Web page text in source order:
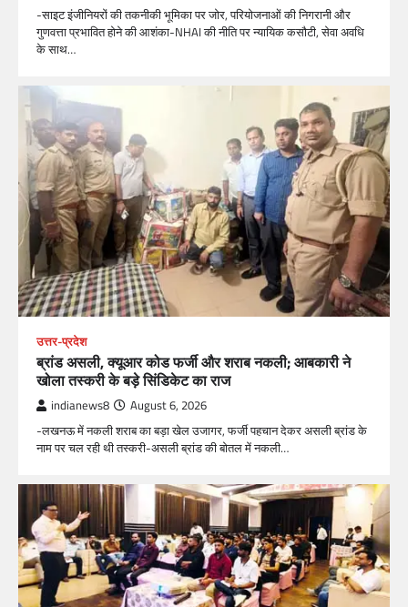
-साइट इंजीनियरों की तकनीकी भूमिका पर जोर, परियोजनाओं की निगरानी और
गुणवत्ता प्रभावित होने की आशंका-NHAI की नीति पर न्यायिक कसौटी, सेवा अवधि
के साथ…
उत्तर-प्रदेश
ब्रांड असली, क्यूआर कोड फर्जी और शराब नकली; आबकारी ने
खोला तस्करी के बड़े सिंडिकेट का राज
indianews8 August 6, 2026
-लखनऊ में नकली शराब का बड़ा खेल उजागर, फर्जी पहचान देकर असली ब्रांड के
नाम पर चल रही थी तस्करी-असली ब्रांड की बोतल में नकली…